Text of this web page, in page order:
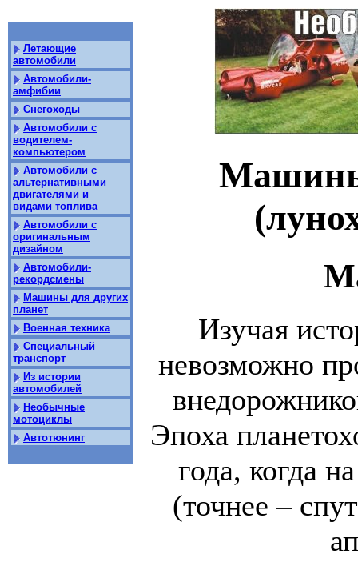
Летающие
автомобили
Автомобили-
амфибии
Снегоходы
Автомобили с
водителем-
компьютером
Автомобили с
альтернативными
двигателями и
видами топлива
Автомобили с
оригинальным
дизайном
Автомобили-
рекордсмены
Машины для других
планет
Военная техника
Специальный
транспорт
Из истории
автомобилей
Необычные
мотоциклы
Автотюнинг
Машины
Изучая
невозможно
Эпоха
года, когда
(точнее –